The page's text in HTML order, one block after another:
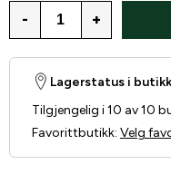
- +
Lagerstatus i butikk
Tilgjengelig i 10 av 10
Favorittbutikk: Velg